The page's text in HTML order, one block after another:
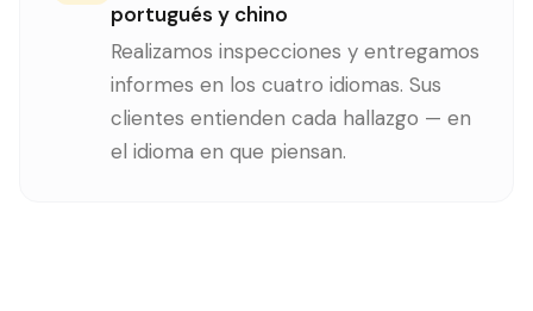
portugués y chino
Realizamos inspecciones y entregamos
informes en los cuatro idiomas. Sus
clientes entienden cada hallazgo — en
el idioma en que piensan.